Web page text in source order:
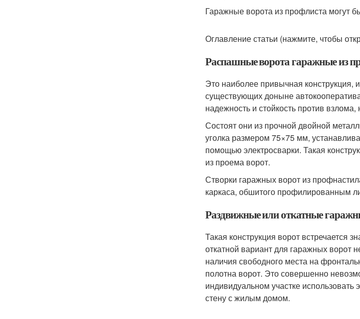
Гаражные ворота из профлиста могут
Оглавление статьи (нажмите, чтобы
Распашные ворота гаражные из
Это наиболее привычная
существующих доныне
надежность и стойкость против
Состоят они из прочной двойной
уголка размером 75×75 мм,
помощью электросварки. Такая
из проема ворот.
Створки гаражных ворот из
каркаса, обшитого профилированным
Раздвижные или откатные
Такая конструкция ворот встречается
откатной вариант для гаражных ворот
наличия свободного места на
полотна ворот. Это совершенно
индивидуальном участке
стену с жилым домом.